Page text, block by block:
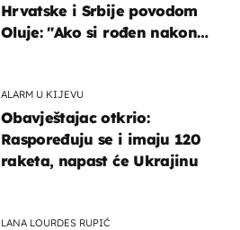
Hrvatske i Srbije povodom
Oluje: "Ako si rođen nakon
ALARM U KIJEVU
Obavještajac otkrio:
Raspoređuju se i imaju 120
raketa, napast će Ukrajinu
LANA LOURDES RUPIĆ